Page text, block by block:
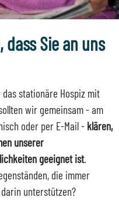
Sie an uns
stationäre Hospiz mit
wir gemeinsam - am
oder per E-Mail - klären,
unserer
geeignet ist.
die immer
unterstützen?